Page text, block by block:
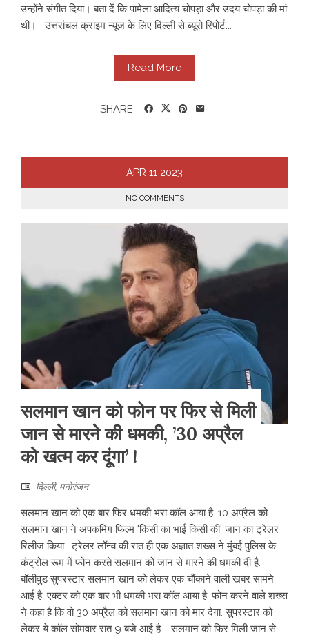
उन्होंने संगीत दिया। बता दें कि पामेला आदित्य चोपड़ा और उदय चोपड़ा की मां
थीं। उत्तरांचल क्राइम न्यूज के लिए दिल्ली से ब्यूरो रिपोर्ट...
Read More
SHARE
APR 11 2023
NO COMMENTS
सलमान खान को फोन पर फिर से मिली
जान से मारने की धमकी, ’30 अप्रैल
को खत्म कर दूंगा’ !
दिल्ली, मनोरंजन
सलमान खान को एक बार फिर धमकी भरा कॉल आया है. 10 अप्रैल को
सलमान खान ने अपकमिंग फिल्म 'किसी का भाई किसी की' जान का ट्रेलर
रिलीज किया. ट्रेलर लॉन्च की रात ही एक अज्ञात शख्स ने मुंबई पुलिस के
कंट्रोल रूम में फोन करते सलमान को जान से मारने की धमकी दी है.
बॉलीवुड सुपरस्टार सलमान खान को लेकर एक चौंकाने वाली खबर सामने
आई है. एक्टर को एक बार भी धमकी भरा कॉल आया है. फोन करने वाले शख्स
ने कहा है कि वो 30 अप्रैल को सलमान खान को मार देगा. सुपरस्टार को
लेकर ये कॉल सोमवार रात 9 बजे आई है. सलमान को फिर मिली जान से